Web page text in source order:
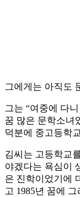
그에게는 아직도
그는 “여중에 다
꿈 많은 문학소녀
덕분에 중고등학
김씨는 고등학교
야겠다는 욕심이
은 진학이었기에
고 1985년 꿈에